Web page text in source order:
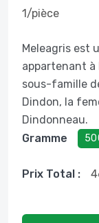
1/pièce
Meleagris est
appartenant à
sous-famille
Dindon, la
Dindonneau.
Gramme
Prix ​​total :